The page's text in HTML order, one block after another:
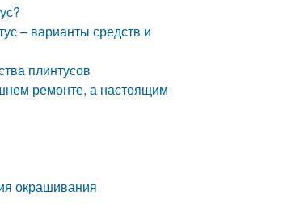
– варианты средств и
плинтусов
ремонте, а настоящим
окрашивания